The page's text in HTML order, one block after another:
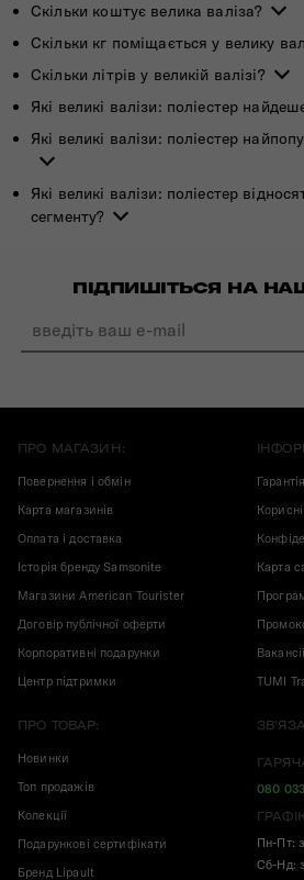
Скільки коштує велика валіза?
Скільки кг поміщається у велику
Скільки літрів у великій валізі?
Які великі валізи: поліестер
Які великі валізи: поліестер
Які великі валізи: поліестер
сегменту?
ПІДПИШІТЬСЯ НА
ПРО МАГАЗИН:
Повернення і обмін
Карта магазинів
Оплата і доставка
Історія бренду Samsonite
Магазини American Tourister
Договір публічної оферти
Корпоративні подарунки
Центр підтримки
Корисні
Карта
Вакансії
TUMI
ПРО ТОВАР:
Новинки
Топ продажів
Колекції
Подарункові сертифікати
Бренд Lipault
080
Пн-Пт:
Сб-Нд: